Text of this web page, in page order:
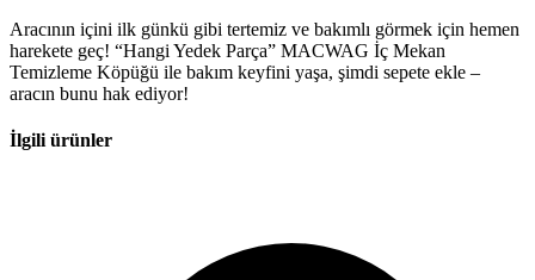
Aracının içini ilk günkü gibi tertemiz ve bakımlı görmek için hemen
harekete geç! “Hangi Yedek Parça” MACWAG İç Mekan
Temizleme Köpüğü ile bakım keyfini yaşa, şimdi sepete ekle –
aracın bunu hak ediyor!
İlgili ürünler